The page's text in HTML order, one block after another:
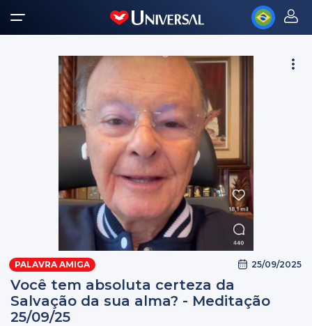
PALAVRA AMIGA 25/09/2025
Você tem absoluta certeza da
Salvação da sua alma? - Meditação
25/09/25